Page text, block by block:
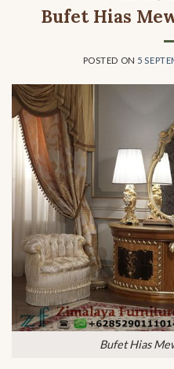
Bufet Hias
POSTED ON 5
Bufet Hias